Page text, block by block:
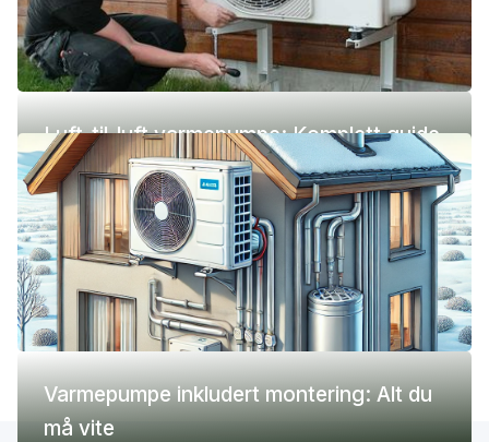
Luft-til-luft varmepumpe: Komplett guide
(pris, fordeler og ulemper)
Varmepumpe inkludert montering: Alt du
må vite